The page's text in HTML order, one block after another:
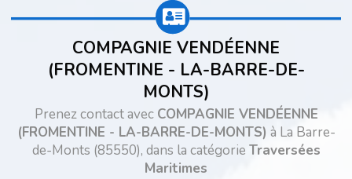
COMPAGNIE VENDÉENNE
(FROMENTINE - LA-BARRE-DE-
MONTS)
Prenez contact avec COMPAGNIE VENDÉENNE
(FROMENTINE - LA-BARRE-DE-MONTS) à La Barre-
de-Monts (85550), dans la catégorie Traversées
Maritimes